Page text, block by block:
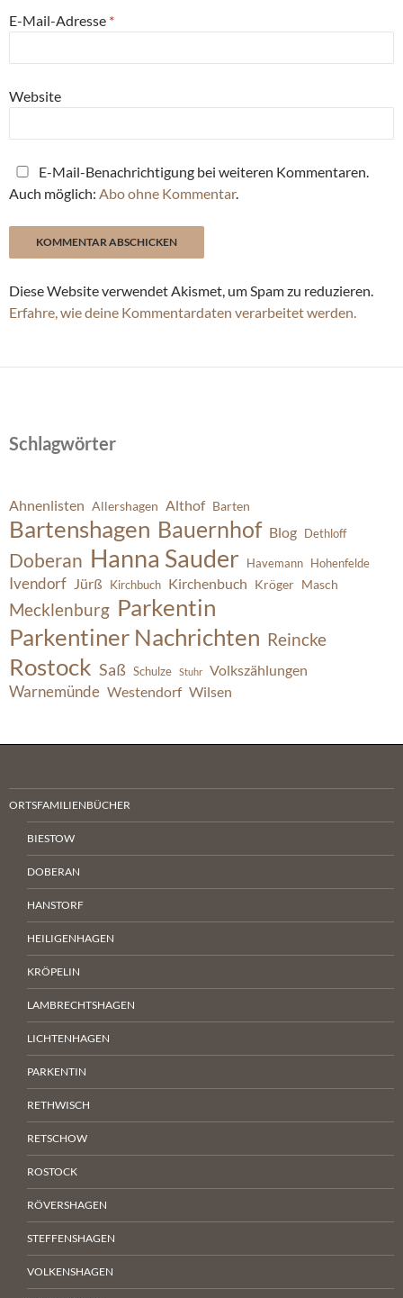
E-Mail-Adresse *
Website
E-Mail-Benachrichtigung bei weiteren Kommentaren.
Auch möglich: Abo ohne Kommentar.
Diese Website verwendet Akismet, um Spam zu reduzieren.
Erfahre, wie deine Kommentardaten verarbeitet werden.
Schlagwörter
Ahnenlisten Allershagen Althof Barten
Bartenshagen Bauernhof Blog Dethloff
Doberan Hanna Sauder Havemann Hohenfelde
Ivendorf Jürß Kirchbuch Kirchenbuch Kröger Masch
Mecklenburg Parkentin
Parkentiner Nachrichten Reincke
Rostock Saß Schulze Stuhr Volkszählungen
Warnemünde Westendorf Wilsen
ORTSFAMILIENBÜCHER
BIESTOW
DOBERAN
HANSTORF
HEILIGENHAGEN
KRÖPELIN
LAMBRECHTSHAGEN
LICHTENHAGEN
PARKENTIN
RETHWISCH
RETSCHOW
ROSTOCK
RÖVERSHAGEN
STEFFENSHAGEN
VOLKENSHAGEN